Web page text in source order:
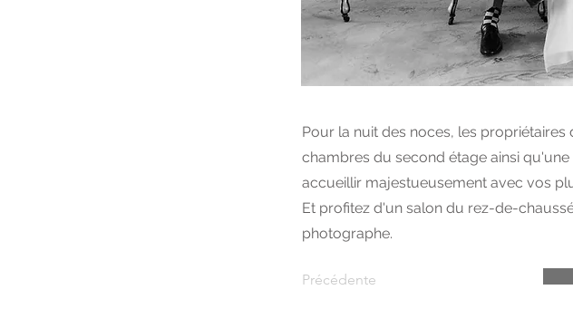
Pour la nuit des noces, les
chambres du second étage ainsi
accueillir majestueusement avec vos
Et profitez d'un salon du rez-de-
photographe.
Précédente